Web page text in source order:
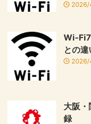
2026/
Wi-
との
2026/
大阪
録